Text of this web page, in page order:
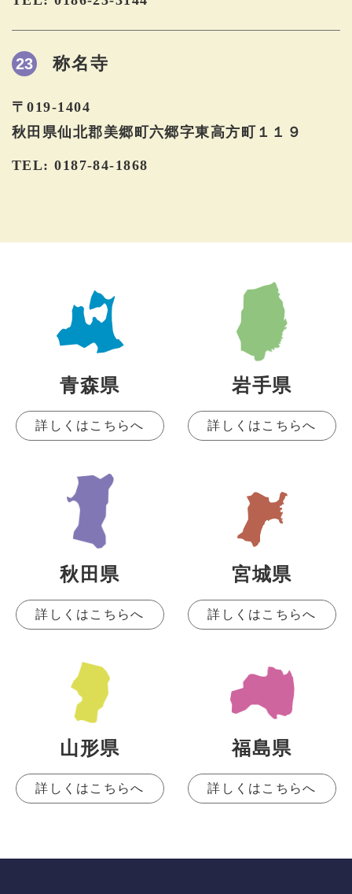
23 称名寺
〒019-1404
秋田県仙北郡美郷町六郷字東高方町１１９
TEL: 0187-84-1868
青森県
詳しくはこちらへ
岩手県
詳しくはこちらへ
秋田県
詳しくはこちらへ
宮城県
詳しくはこちらへ
山形県
詳しくはこちらへ
福島県
詳しくはこちらへ